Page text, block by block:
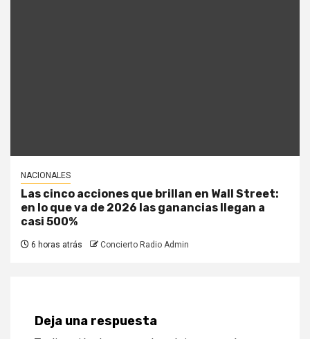
NACIONALES
Las cinco acciones que brillan en Wall Street:
en lo que va de 2026 las ganancias llegan a
casi 500%
6 horas atrás Concierto Radio Admin
Deja una respuesta